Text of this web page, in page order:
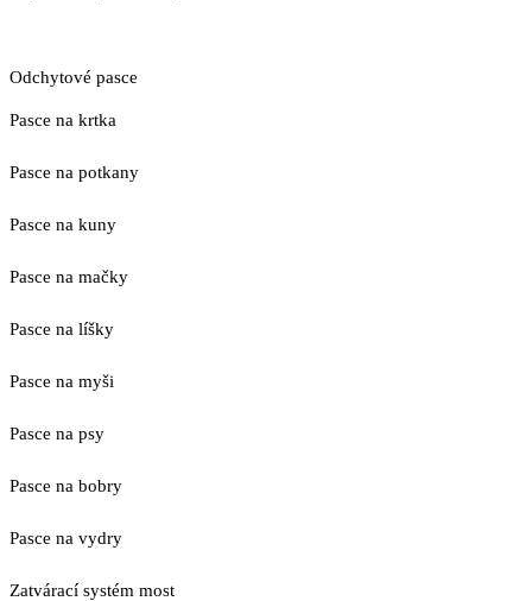
Odchytové pasce
Pasce na krtka
Pasce na potkany
Pasce na kuny
Pasce na mačky
Pasce na líšky
Pasce na myši
Pasce na psy
Pasce na bobry
Pasce na vydry
Zatvárací systém most